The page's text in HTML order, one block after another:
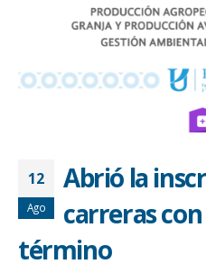
12
Ago
Abrió la
carreras
término